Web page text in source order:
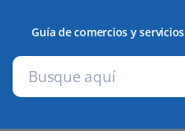
Guía de comercios y